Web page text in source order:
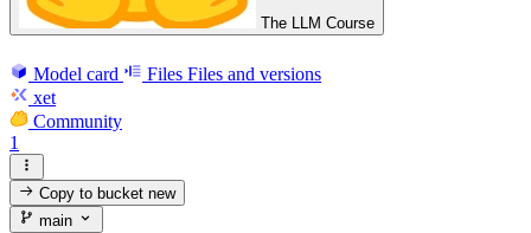
The LLM Course
Model card Files Files and versions
xet
Community
1
Copy to bucketnew
main